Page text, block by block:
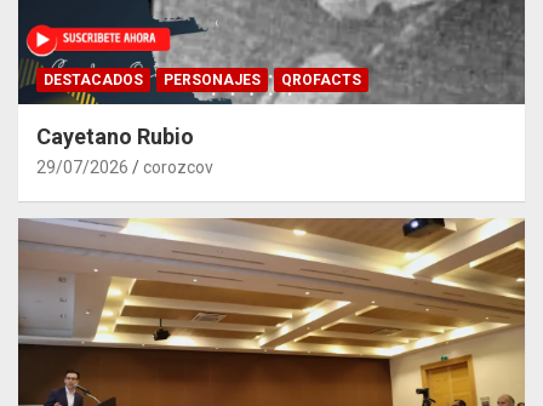
DESTACADOS PERSONAJES QROFACTS
Cayetano Rubio
29/07/2026 corozcov